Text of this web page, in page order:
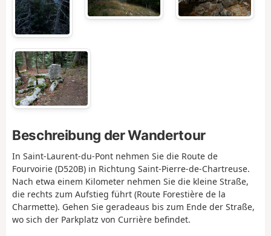
Beschreibung der Wandertour
In Saint-Laurent-du-Pont nehmen Sie die Route de
Fourvoirie (D520B) in Richtung Saint-Pierre-de-Chartreuse.
Nach etwa einem Kilometer nehmen Sie die kleine Straße,
die rechts zum Aufstieg führt (Route Forestière de la
Charmette). Gehen Sie geradeaus bis zum Ende der Straße,
wo sich der Parkplatz von Currière befindet.